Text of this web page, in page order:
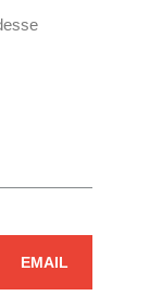
EMAIL